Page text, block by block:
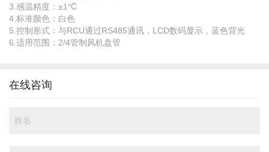
参
数
3.感温精度：±1℃
4.标准颜色：白色
5.控制形式：与RCU通过RS485通讯，LCD数码显示，蓝色背光
6.适用范围：2/4管制风机盘管
在线咨询